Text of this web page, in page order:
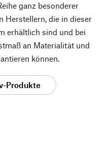
ganz besonderer
Herstellern, die in dieser
erhältlich sind und bei
an Materialität und
können.
Produkte